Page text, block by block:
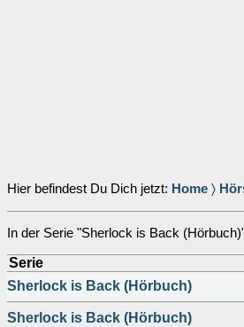
Hier befindest Du Dich jetzt: Home 〉
In der Serie "Sherlock is Back
Serie
Sherlock is Back (Hörbuch)
Sherlock is Back (Hörbuch)